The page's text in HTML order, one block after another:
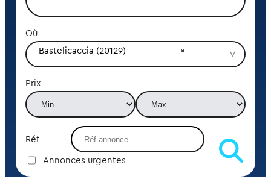
Où
Bastelicaccia (20129)
Prix
Réf
Annonces urgentes